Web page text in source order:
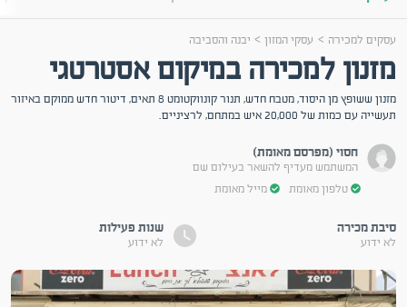
עסקים למכירה > עסקי המזון> יבנה והסביבה
מזנון למכירה במיקום אסטרטגי
מזנון ששופץ מן היסוד, מטבח חדש, תנור קונווקטומט 8 תאים, דיטור חדש ממוקם באיזור
תעשייה עם כמות של 20,000 איש במתחם, לרציניים.
חסוי (מפרסם מאומת)
המשתמש מעדיף להשאר בעילום שם
טלפון מאומת
מייל מאומת
סיבת מכירה
לא ידוע
שנות פעילות
לא ידוע